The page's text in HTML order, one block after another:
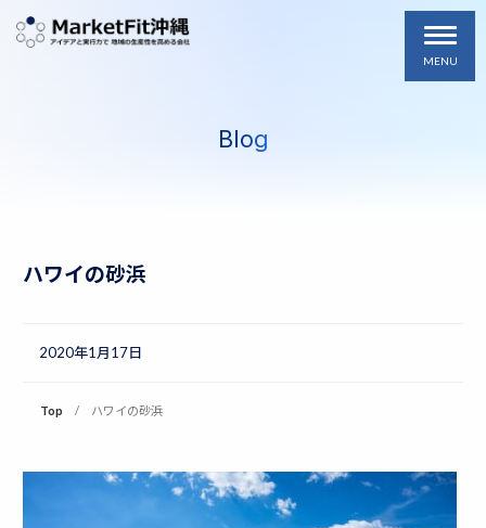
MENU
Blog
ハワイの砂浜
2020年1月17日
Top ハワイの砂浜